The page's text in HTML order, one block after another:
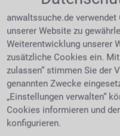
Am einfachsten nehmen
indem Sie das
Gerne rufen wir Sie
anwaltssuche.de
unserer Website zu
Weiterentwicklung unserer
zusätzliche Cookies ein.
zulassen“ stimmen Sie der
genannten Zwecke
„Einstellungen verwalten“
Cookies informieren und
konfigurieren.